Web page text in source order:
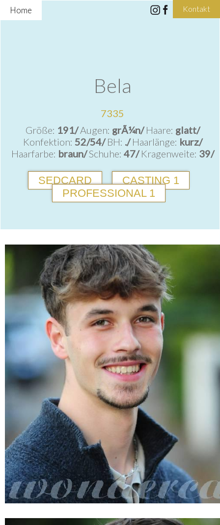
Home Kontakt
Bela
7335
Größe: 191/Augen: grÃ¼n/Haare: glatt/
Konfektion: 52/54/BH: ./Haarlänge: kurz/
Haarfarbe: braun/Schuhe: 47/Kragenweite: 39/
SEDCARD
CASTING 1
PROFESSIONAL 1